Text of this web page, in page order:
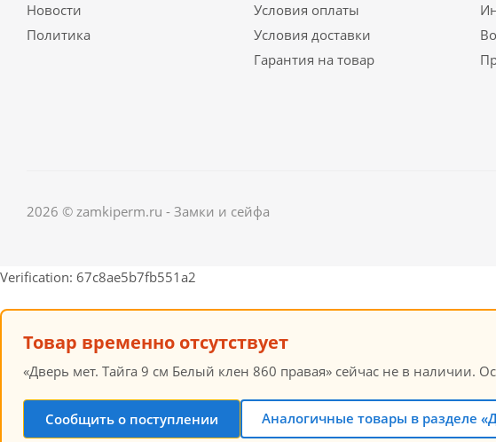
Новости
Политика
Условия оплаты
Условия доставки
Гарантия на товар
2026 © zamkiperm.ru - Замки и сейфа
Verification: 67c8ae5b7fb551a2
Товар временно отсутствует
«Дверь мет. Тайга 9 см Белый клен 860 правая» сейчас не в наличии.
Сообщить о поступлении Аналогичные товары в разделе